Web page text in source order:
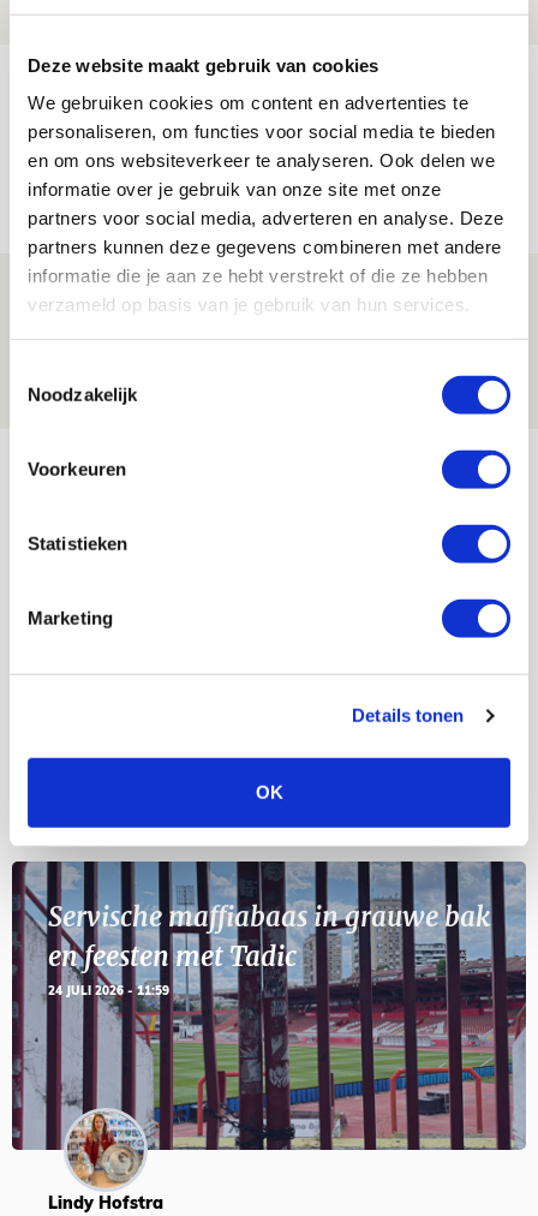
Deze website maakt gebruik van cookies
We gebruiken cookies om content en advertenties te
personaliseren, om functies voor social media te bieden
en om ons websiteverkeer te analyseren. Ook delen we
informatie over je gebruik van onze site met onze
partners voor social media, adverteren en analyse. Deze
partners kunnen deze gegevens combineren met andere
informatie die je aan ze hebt verstrekt of die ze hebben
verzameld op basis van je gebruik van hun services.
Noodzakelijk
Voorkeuren
Statistieken
Marketing
Details tonen
OK
Míchels elf: zie jij al rol voor
aanwinsten in thuisduel met
Shelbourne?
05 AUGUSTUS 2026 - 15:35
NIEUWS
Laatste Kaarten Actie Ajax - sc
NIEUWS
AUG
11
Servische maffiabaas in grauwe bak
en feesten met Tadic
24 JULI 2026 - 11:59
Lindy Hofstra